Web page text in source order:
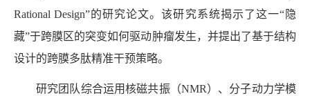
Rational Design”的研究论文。该研究系统揭示了这一“隐
藏”于跨膜区的突变如何驱动肿瘤发生，并提出了基于结构
设计的跨膜多肽精准干预策略。
研究团队综合运用核磁共振（NMR）、分子动力学模